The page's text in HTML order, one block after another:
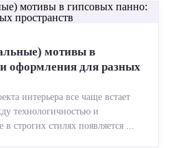
мотивы в
оформления для разных
интерьера все чаще встает
технологичностью и
строгих стилях появляется ...